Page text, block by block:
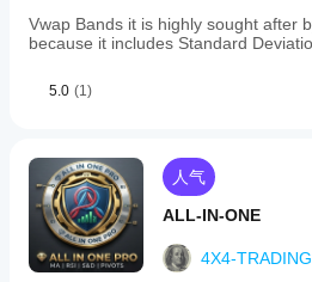
Vwap Bands it is highly sought after
because it includes Standard
5.0 (1)
人气
ALL-IN-ONE
4X4-